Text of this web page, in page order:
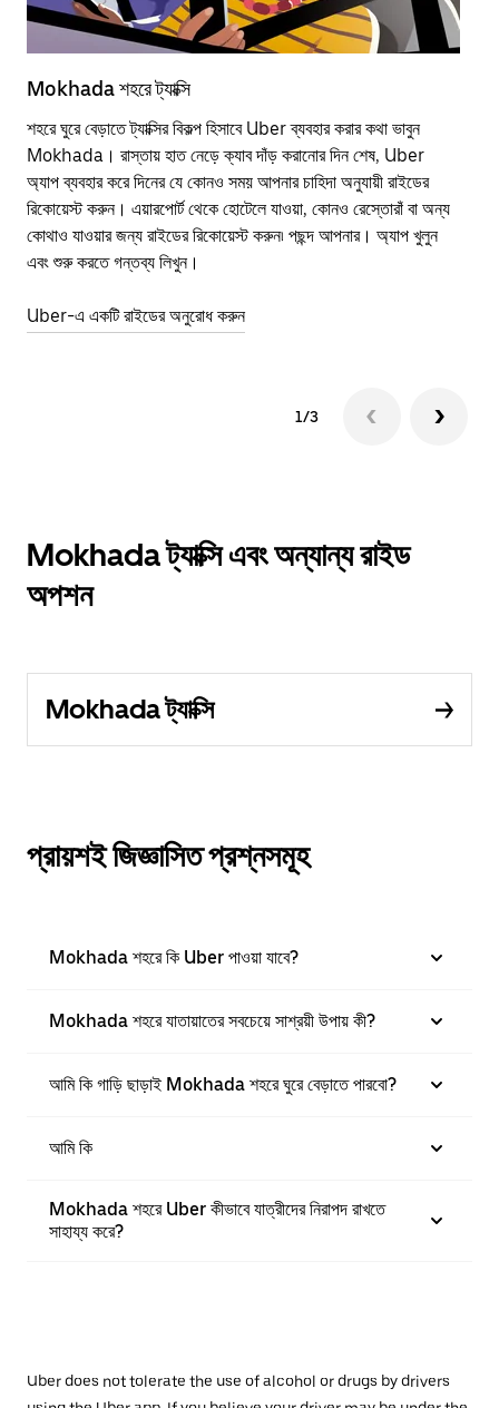
Mokhada শহরে ট্যাক্সি
শহরে ঘুরে বেড়াতে ট্যাক্সির বিকল্প হিসাবে Uber ব্যবহার করার কথা ভাবুন
Mokhada। রাস্তায় হাত নেড়ে ক্যাব দাঁড় করানোর দিন শেষ, Uber
অ্যাপ ব্যবহার করে দিনের যে কোনও সময় আপনার চাহিদা অনুযায়ী রাইডের
রিকোয়েস্ট করুন। এয়ারপোর্ট থেকে হোটেলে যাওয়া, কোনও রেস্তোরাঁ বা অন্য
কোথাও যাওয়ার জন্য রাইডের রিকোয়েস্ট করুন৷ পছন্দ আপনার। অ্যাপ খুলুন
এবং শুরু করতে গন্তব্য লিখুন।
Uber-এ একটি রাইডের অনুরোধ করুন
1/3
Mokhada ট্যাক্সি এবং অন্যান্য রাইড
অপশন
Mokhada ট্যাক্সি
প্রায়শই জিজ্ঞাসিত প্রশ্নসমূহ
Mokhada শহরে কি Uber পাওয়া যাবে?
Mokhada শহরে যাতায়াতের সবচেয়ে সাশ্রয়ী উপায় কী?
আমি কি গাড়ি ছাড়াই Mokhada শহরে ঘুরে বেড়াতে পারবো?
আমি কি
Mokhada শহরে Uber কীভাবে যাত্রীদের নিরাপদ রাখতে
সাহায্য করে?
Uber does not tolerate the use of alcohol or drugs by drivers